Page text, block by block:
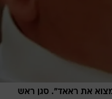
את ראאד". סגן ראש